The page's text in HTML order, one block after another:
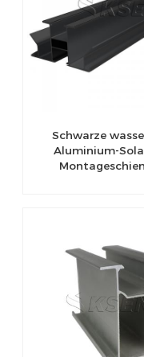
Schwarze
Aluminium-